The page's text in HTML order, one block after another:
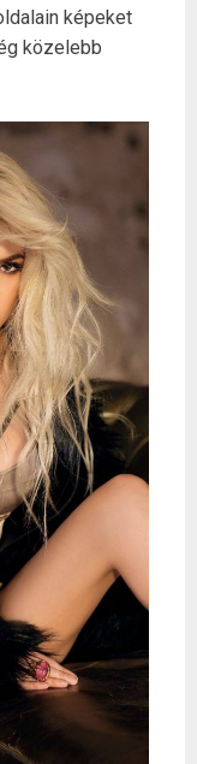
képeket
közelebb